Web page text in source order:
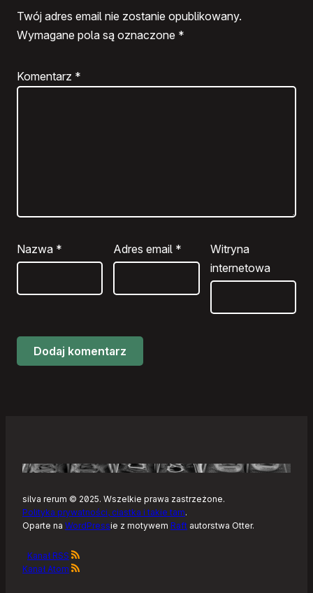
Twój adres email nie zostanie opublikowany.
Wymagane pola są oznaczone *
Komentarz *
Nazwa * Adres email *
Witryna
internetowa
silva rerum © 2025. Wszelkie prawa zastrzeżone.
Polityka prywatności, ciastka i takie tam.
Oparte na WordPressie z motywem Raft autorstwa Otter.
Kanał RSS
Kanał Atom